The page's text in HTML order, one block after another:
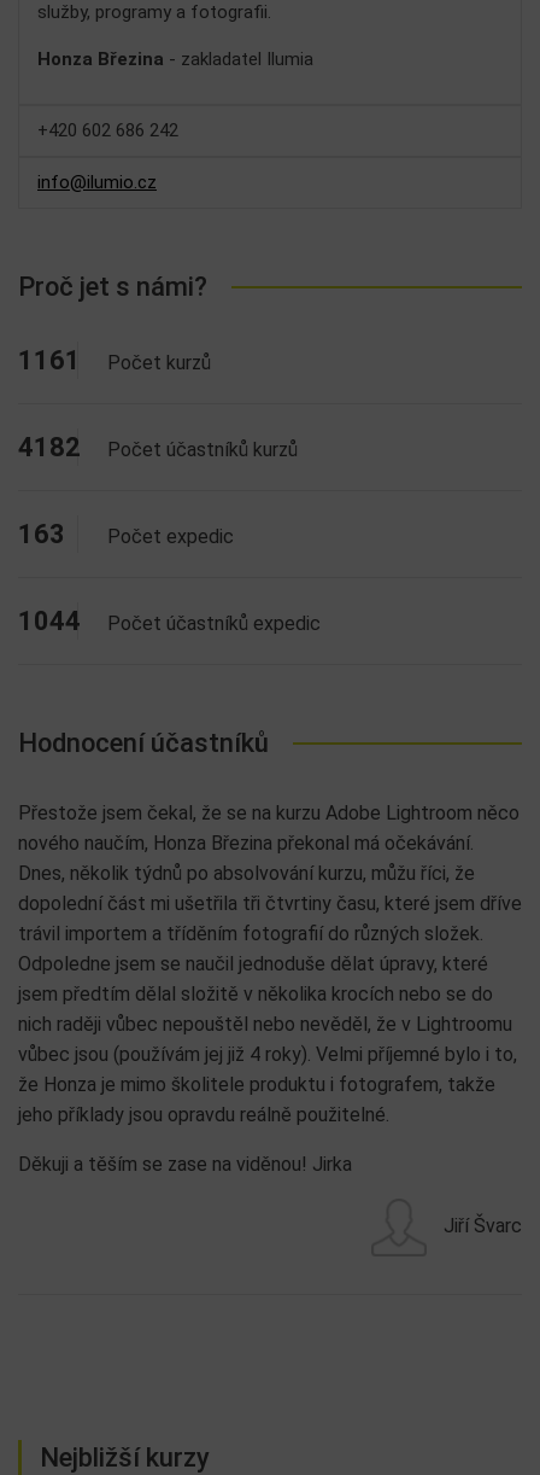
služby, programy a fotografii.
Honza Březina - zakladatel Ilumia
+420 602 686 242
info@ilumio.cz
Proč jet s námi?
1161 Počet kurzů
4182 Počet účastníků kurzů
163 Počet expedic
1044 Počet účastníků expedic
Hodnocení účastníků
Přestože jsem čekal, že se na kurzu Adobe Lightroom něco
nového naučím, Honza Březina překonal má očekávání.
Dnes, několik týdnů po absolvování kurzu, můžu říci, že
dopolední část mi ušetřila tři čtvrtiny času, které jsem dříve
trávil importem a tříděním fotografií do různých složek.
Odpoledne jsem se naučil jednoduše dělat úpravy, které
jsem předtím dělal složitě v několika krocích nebo se do
nich raději vůbec nepouštěl nebo nevěděl, že v Lightroomu
vůbec jsou (používám jej již 4 roky). Velmi příjemné bylo i to,
že Honza je mimo školitele produktu i fotografem, takže
jeho příklady jsou opravdu reálně použitelné.
Děkuji a těším se zase na viděnou! Jirka
Jiří Švarc
Nejbližší kurzy